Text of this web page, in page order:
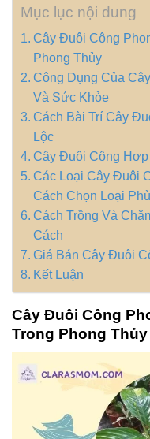
Mục lục nội dung
Cây Đuôi Công
Phong Thủy
Công Dụng Của
Và Sức Khỏe
Cách Bài Trí Cây
Lộc
Cây Đuôi Công
Các Loại Cây Đuôi
Cách Chọn Loại
Cách Trồng Và
Cách
Giá Bán Cây Đuôi
Kết Luận
Cây Đuôi Công
Trong Phong Thủy